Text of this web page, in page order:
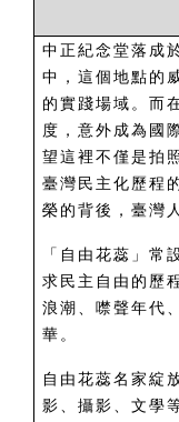
中正紀念堂落成
中，這個地點的
的實踐場域。而
度，意外成為國
望這裡不僅是拍
臺灣民主化歷程
榮的背後，臺灣
「自由花蕊」常
求民主自由的歷
浪潮、噤聲年代
華。
自由花蕊名家綻
影、攝影、文學